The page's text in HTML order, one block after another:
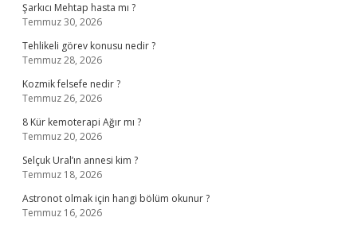
Şarkıcı Mehtap hasta mı ?
Temmuz 30, 2026
Tehlikeli görev konusu nedir ?
Temmuz 28, 2026
Kozmik felsefe nedir ?
Temmuz 26, 2026
8 Kür kemoterapi Ağır mı ?
Temmuz 20, 2026
Selçuk Ural’ın annesi kim ?
Temmuz 18, 2026
Astronot olmak için hangi bölüm okunur ?
Temmuz 16, 2026